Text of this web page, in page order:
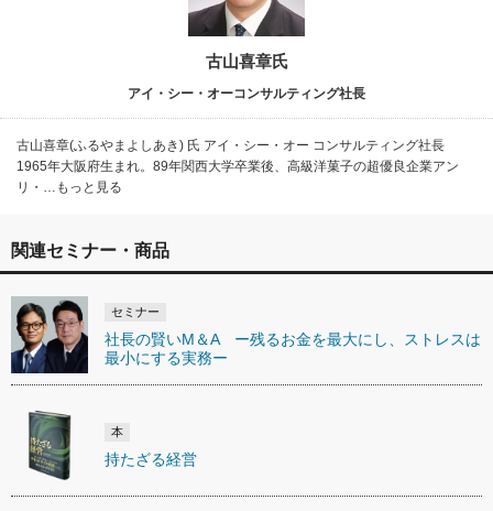
古山喜章氏
アイ・シー・オーコンサルティング社長
古山喜章(ふるやまよしあき) 氏 アイ・シー・オー コンサルティング社長
1965年大阪府生まれ。89年関西大学卒業後、高級洋菓子の超優良企業アン
リ・…もっと見る
関連セミナー・商品
セミナー
社長の賢いM＆A ー残るお金を最大にし、ストレスは
最小にする実務ー
本
持たざる経営